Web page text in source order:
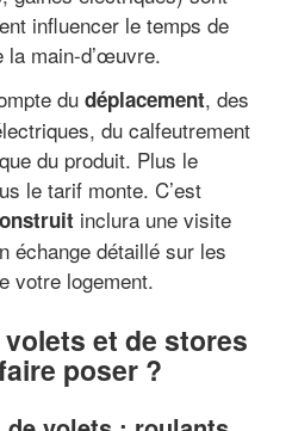
influencer le temps de
main-d’œuvre.
du déplacement, des
du calfeutrement
du produit. Plus le
le tarif monte. C’est
inclura une visite
échange détaillé sur les
votre logement.
et de stores
poser ?